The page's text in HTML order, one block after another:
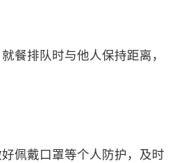
排队时与他人保持距离，
佩戴口罩等个人防护，及时